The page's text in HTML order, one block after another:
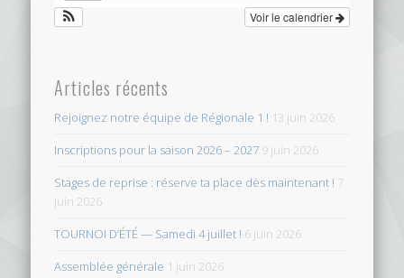
Voir le calendrier
Articles récents
Rejoignez notre équipe de Régionale 1 ! 13 juin 2026
Inscriptions pour la saison 2026 – 2027 9 juin 2026
Stages de reprise : réserve ta place dès maintenant ! 7
juin 2026
TOURNOI D’ÉTÉ — Samedi 4 juillet ! 6 juin 2026
Assemblée générale 1 juin 2026